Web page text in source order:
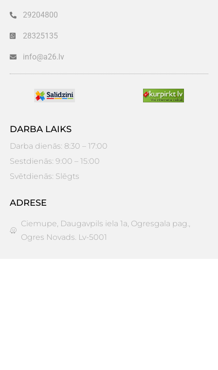
29204800
28325135
info@a26.lv
DARBA LAIKS
Darba dienās: 8:30 – 17:00
Sestdienās: 9:00 – 15:00
Svētdienās: Slēgts
ADRESE
Ciemupe, Daugavpils iela 1a, Ogresgala pag.,
Ogres Novads. Lv-5001